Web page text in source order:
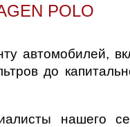
POLO
автомобилей,
до
нашего